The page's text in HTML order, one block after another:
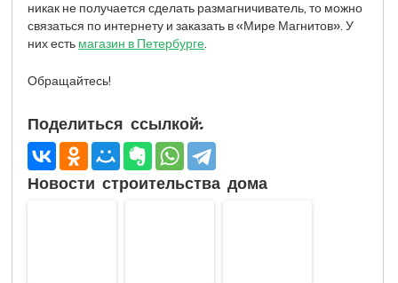
никак не получается сделать размагничиватель, то можно
связаться по интернету и заказать в «Мире Магнитов». У
них есть магазин в Петербурге.
Обращайтесь!
Поделиться ссылкой:
Новости строительства дома